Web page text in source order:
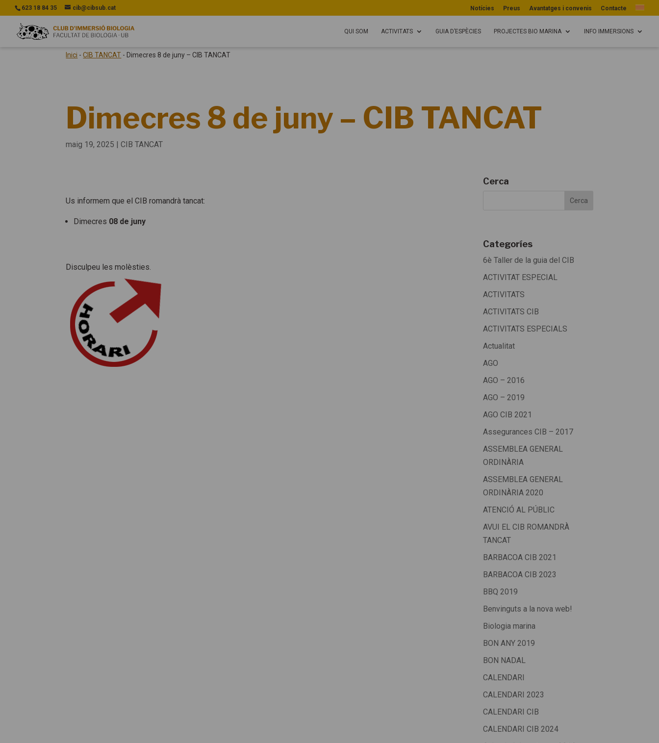
623 18 84 35 cib@cibsub.cat Notícies Preus Avantatges i convenis Contacte
QUI SOM ACTIVITATS GUIA D’ESPÈCIES PROJECTES BIO MARINA INFO IMMERSIONS
Inici -CIB TANCAT - Dimecres 8 de juny – CIB TANCAT
Dimecres 8 de juny – CIB TANCAT
maig 19, 2025 |CIB TANCAT
Us informem que el CIB romandrà tancat:
Dimecres 08 de juny
Disculpeu les molèsties.
Cerca
Categoríes
6è Taller de la guia del CIB
ACTIVITAT ESPECIAL
ACTIVITATS
ACTIVITATS CIB
ACTIVITATS ESPECIALS
Actualitat
AGO
AGO – 2016
AGO – 2019
AGO CIB 2021
Assegurances CIB – 2017
ASSEMBLEA GENERAL
ORDINÀRIA
ASSEMBLEA GENERAL
ORDINÀRIA 2020
ATENCIÓ AL PÚBLIC
AVUI EL CIB ROMANDRÀ
TANCAT
BARBACOA CIB 2021
BARBACOA CIB 2023
BBQ 2019
Benvinguts a la nova web!
Biologia marina
BON ANY 2019
BON NADAL
CALENDARI
CALENDARI 2023
CALENDARI CIB
CALENDARI CIB 2024